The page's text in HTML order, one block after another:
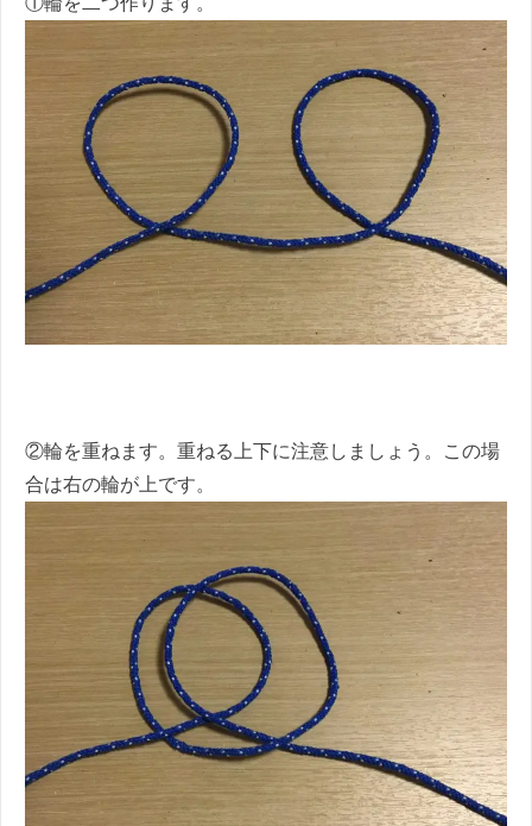
②輪を重ねます。重ねる上下に注意しましょう。この場
合は右の輪が上です。